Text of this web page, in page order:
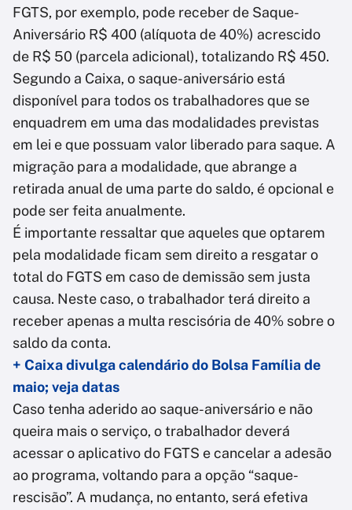
FGTS, por exemplo, pode receber de Saque-
Aniversário R$ 400 (alíquota de 40%) acrescido
de R$ 50 (parcela adicional), totalizando R$ 450.
Segundo a Caixa, o saque-aniversário está
disponível para todos os trabalhadores que se
enquadrem em uma das modalidades previstas
em lei e que possuam valor liberado para saque. A
migração para a modalidade, que abrange a
retirada anual de uma parte do saldo, é opcional e
pode ser feita anualmente.
É importante ressaltar que aqueles que optarem
pela modalidade ficam sem direito a resgatar o
total do FGTS em caso de demissão sem justa
causa. Neste caso, o trabalhador terá direito a
receber apenas a multa rescisória de 40% sobre o
saldo da conta.
+ Caixa divulga calendário do Bolsa Família de
maio; veja datas
Caso tenha aderido ao saque-aniversário e não
queira mais o serviço, o trabalhador deverá
acessar o aplicativo do FGTS e cancelar a adesão
ao programa, voltando para a opção “saque-
rescisão”. A mudança, no entanto, será efetiva